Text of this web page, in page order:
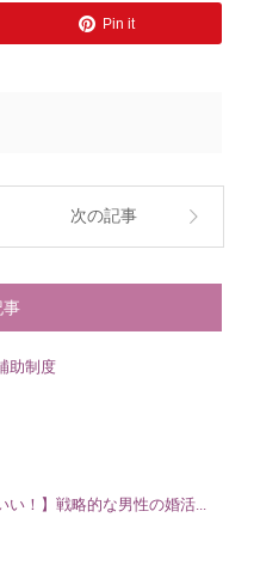
Pin it
次の記事
事
助制度
い！】戦略的な男性の婚活...